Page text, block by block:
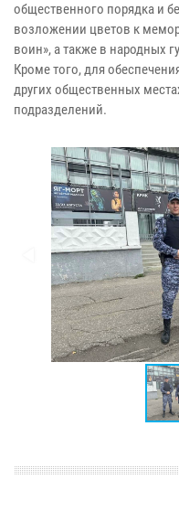
общественного порядка и
возложении цветов к
воин», а также в народных
Кроме того, для
других общественных
подразделений.